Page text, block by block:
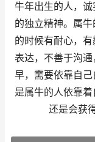
牛年出生的人，
的独立精神。属
的时候有耐心，
表达，不善于沟
早，需要依靠自
是属牛的人依靠
还是会获